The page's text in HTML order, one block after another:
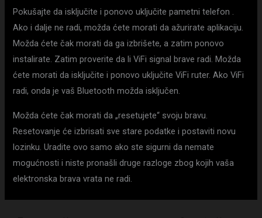
Pokušajte da isključite i ponovo uključite pametni telefon .
Ako i dalje ne radi, možda ćete morati da ažurirate aplikaciju.
Možda ćete čak morati da ga izbrišete, a zatim ponovo
instalirate. Zatim proverite da li ViFi signal brave radi. Možda
ćete morati da isključite i ponovo uključite ViFi ruter. Ako ViFi
radi, onda je vaš Bluetooth možda isključen.
Možda ćete čak morati da „resetujete“ svoju bravu.
Resetovanje će izbrisati sve stare podatke i postaviti novu
lozinku. Uradite ovo samo ako ste sigurni da nemate
mogućnosti i niste pronašli druge razloge zbog kojih vaša
elektronska brava vrata ne radi.